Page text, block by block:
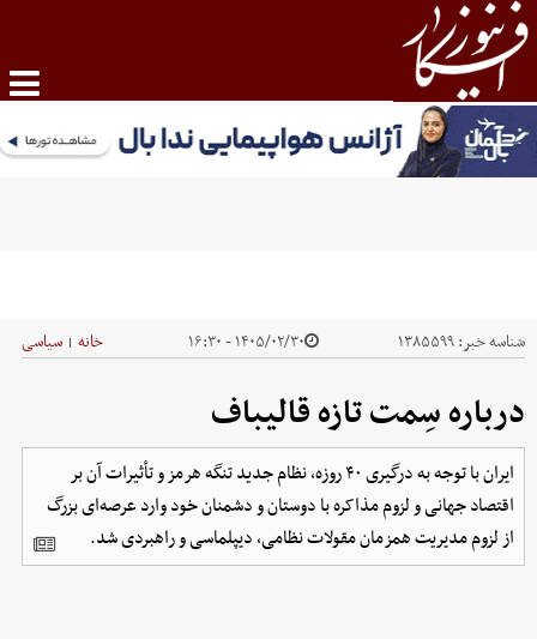
شناسه خبر:۱۳۸۵۵۹۹ ۱۴۰۵/۰۲/۳۰ - ۱۶:۳۰ خانه | سیاسی
درباره سِمت تازه قالیباف
ایران با توجه به درگیری ۴۰ روزه، نظام جدید تنگه هرمز و تأثیرات آن بر
اقتصاد جهانی و لزوم مذاکره با دوستان و دشمنان خود وارد عرصه‌ای بزرگ
از لزوم مدیریت همزمان مقولات نظامی، دیپلماسی و راهبردی شد.